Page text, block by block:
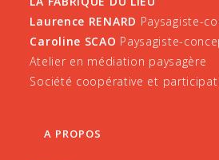
Laurence RENARD Paysagiste-
Caroline SCAO Paysagiste-
Atelier en médiation paysagère
Société coopérative et
A PROPOS